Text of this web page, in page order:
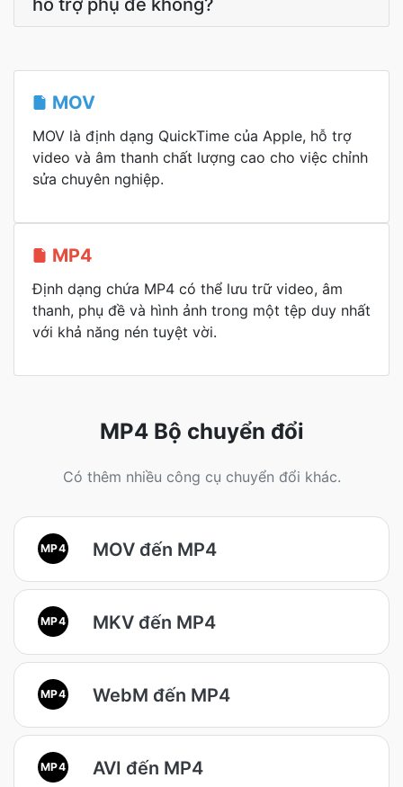
hỗ trợ phụ đề không?
MOV
MOV là định dạng QuickTime của Apple, hỗ trợ
video và âm thanh chất lượng cao cho việc chỉnh
sửa chuyên nghiệp.
MP4
Định dạng chứa MP4 có thể lưu trữ video, âm
thanh, phụ đề và hình ảnh trong một tệp duy nhất
với khả năng nén tuyệt vời.
MP4 Bộ chuyển đổi
Có thêm nhiều công cụ chuyển đổi khác.
MP4 MOV đến MP4
MP4 MKV đến MP4
MP4 WebM đến MP4
MP4 AVI đến MP4